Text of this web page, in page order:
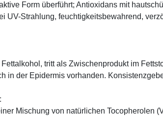
Form überführt; Antioxidans mit
UV-Strahlung, feuchtigkeitsbewahrend,
tritt als Zwischenprodukt im
in der Epidermis vorhanden.
Mischung von natürlichen Tocopherolen